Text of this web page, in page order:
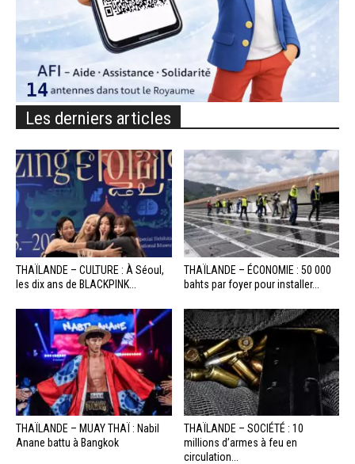
Les derniers articles
THAÏLANDE – CULTURE : À Séoul,
les dix ans de BLACKPINK...
THAÏLANDE – ÉCONOMIE : 50 000
bahts par foyer pour installer...
THAÏLANDE – MUAY THAÏ : Nabil
Anane battu à Bangkok
THAÏLANDE – SOCIÉTÉ : 10
millions d’armes à feu en
circulation...